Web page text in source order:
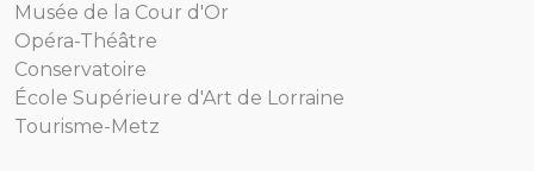
Musée de la Cour d'Or
Opéra-Théâtre
Conservatoire
École Supérieure d'Art de Lorraine
Tourisme-Metz